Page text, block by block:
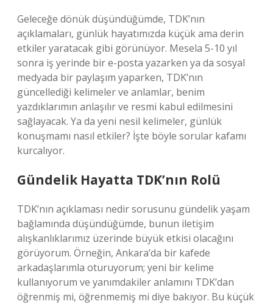
Geleceğe dönük düşündüğümde, TDK’nın
açıklamaları, günlük hayatımızda küçük ama derin
etkiler yaratacak gibi görünüyor. Mesela 5-10 yıl
sonra iş yerinde bir e-posta yazarken ya da sosyal
medyada bir paylaşım yaparken, TDK’nın
güncellediği kelimeler ve anlamlar, benim
yazdıklarımın anlaşılır ve resmi kabul edilmesini
sağlayacak. Ya da yeni nesil kelimeler, günlük
konuşmamı nasıl etkiler? İşte böyle sorular kafamı
kurcalıyor.
Gündelik Hayatta TDK’nın Rolü
TDK’nın açıklaması nedir sorusunu gündelik yaşam
bağlamında düşündüğümde, bunun iletişim
alışkanlıklarımız üzerinde büyük etkisi olacağını
görüyorum. Örneğin, Ankara’da bir kafede
arkadaşlarımla oturuyorum; yeni bir kelime
kullanıyorum ve yanımdakiler anlamını TDK’dan
öğrenmiş mi, öğrenmemiş mi diye bakıyor. Bu küçük